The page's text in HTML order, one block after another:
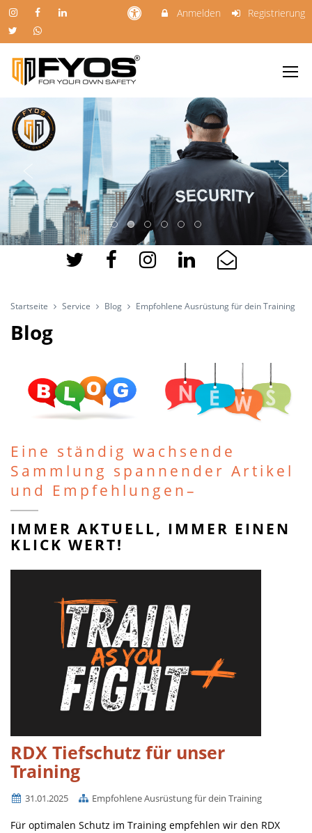
Anmelden Registrierung
Startseite Service Blog Empfohlene Ausrüstung für dein Training
Blog
Eine ständig wachsende
Sammlung spannender Artikel
und Empfehlungen–
IMMER AKTUELL, IMMER EINEN
KLICK WERT!
RDX Tiefschutz für unser
Training
31.01.2025 Empfohlene Ausrüstung für dein Training
Für optimalen Schutz im Training empfehlen wir den RDX